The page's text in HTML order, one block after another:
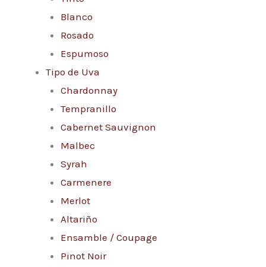
Blanco
Rosado
Espumoso
Tipo de Uva
Chardonnay
Tempranillo
Cabernet Sauvignon
Malbec
Syrah
Carmenere
Merlot
Altariño
Ensamble / Coupage
Pinot Noir